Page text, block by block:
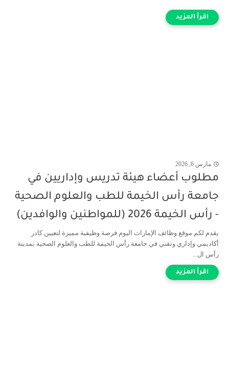
مارس 6, 2026
مطلوب أعضاء هيئة تدريس وإداريين في
جامعة رأس الخيمة للطب والعلوم الصحية
- رأس الخيمة 2026 (للمواطنين والوافدين)
يقدم لكم موقع وظائف الإمارات اليوم فرصة وظيفية مميزة لتعيين كادر
أكاديمي وإداري وتقني في جامعة رأس الخيمة للطب والعلوم الصحية بمدينة
رأس ال...